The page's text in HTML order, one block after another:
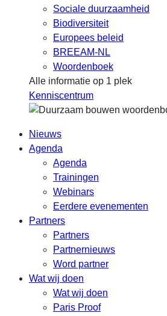
Sociale duurzaamheid
Biodiversiteit
Europees beleid
BREEAM-NL
Woordenboek
Alle informatie op 1 plek
Kenniscentrum
Nieuws
Agenda
Agenda
Trainingen
Webinars
Eerdere evenementen
Partners
Partners
Partnernieuws
Word partner
Wat wij doen
Wat wij doen
Paris Proof